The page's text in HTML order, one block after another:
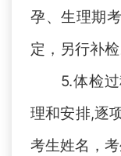
孕、生理期
定，另行补检
5.体检
理和安排,逐
考生姓名，考